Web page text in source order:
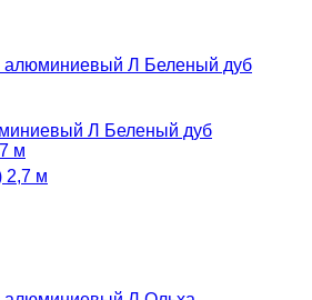
Л Беленый дуб
м